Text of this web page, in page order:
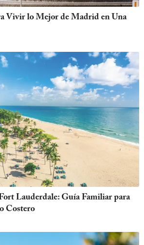
Vivir lo Mejor de Madrid en Una
Lauderdale: Guía Familiar para
Costero